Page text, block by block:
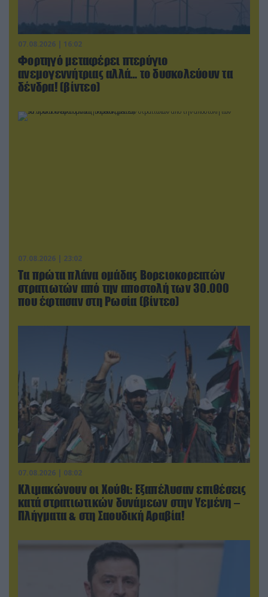
07.08.2026 | 16:02
Φορτηγό μεταφέρει πτερύγιο
ανεμογεννήτριας αλλά… το δυσκολεύουν τα
δένδρα! (βίντεο)
07.08.2026 | 23:02
Τα πρώτα πλάνα ομάδας Βορειοκορεατών
στρατιωτών από την αποστολή των 30.000
που έφτασαν στη Ρωσία (βίντεο)
07.08.2026 | 08:02
Κλιμακώνουν οι Χούθι: Eξαπέλυσαν επιθέσεις
κατά στρατιωτικών δυνάμεων στην Υεμένη –
Πλήγματα & στη Σαουδική Αραβία!